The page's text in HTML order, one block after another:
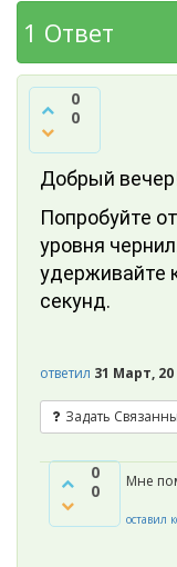
1 Ответ
0
0
Добрый
Попробуйте
уровня
удерживайте
секунд.
ответил 31 Март, 20
Задать
0
0
Мне
оставил